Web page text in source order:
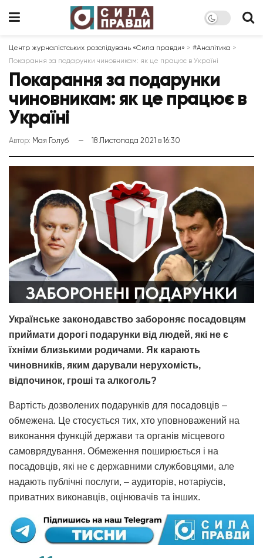
Центр журналістських розслідувань «Сила правди» > #Аналітика >
Покарання за подарунки чиновникам: як це працює в Україні
Покарання за подарунки
чиновникам: як це працює в
Україні
Автор: Мая Голуб 18 Листопада 2021 в 16:30
Українське законодавство забороняє посадовцям
приймати дорогі подарунки від людей, які не є
їхніми близькими родичами. Як карають
чиновників, яким дарували нерухомість,
відпочинок, гроші та алкоголь?
Вартість дозволених подарунків для посадовців –
обмежена. Це стосується тих, хто уповноважений на
виконання функцій держави та органів місцевого
самоврядування. Обмеження поширюється і на
посадовців, які не є державними службовцями, але
надають публічні послуги, – аудиторів, нотаріусів,
приватних виконавців, оцінювачів та інших.